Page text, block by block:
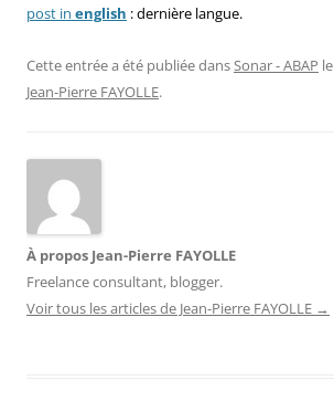
post in english : dernière langue.
Cette entrée a été publiée dansSonar - ABAP le
Jean-Pierre FAYOLLE.
À propos Jean-Pierre FAYOLLE
Freelance consultant, blogger.
Voir tous les articles de Jean-Pierre FAYOLLE →